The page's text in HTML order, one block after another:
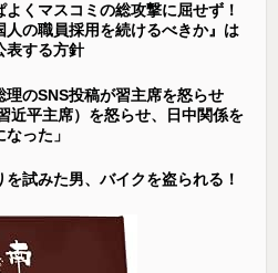
よくマスコミの総攻撃に屈せず！
人の職員採用を続けるべきか』は
表する方針
のSNS投稿が習主席を怒らせ
近平主席）を怒らせ、日中関係を
った」
を試みた男、バイクを盗られる！